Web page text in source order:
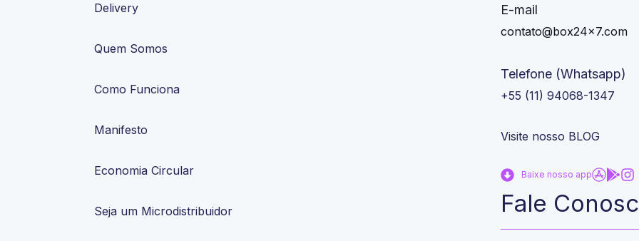
Delivery
Quem Somos
Como Funciona
Manifesto
Economia Circular
Seja um Microdistribuidor
E-mail
contato@box24x7.com
Telefone (Whatsapp)
+55 (11) 94068-1347
Visite nosso BLOG
Baixe nosso app
Fale